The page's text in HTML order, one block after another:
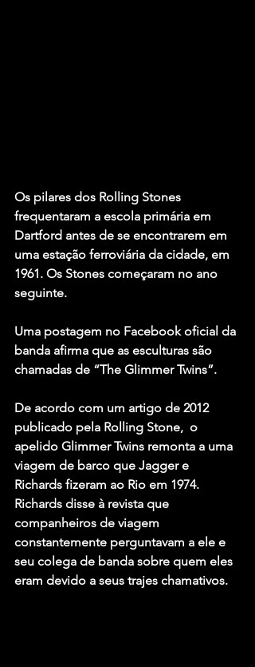
Os pilares dos Rolling Stones
frequentaram a escola primária em
Dartford antes de se encontrarem em
uma estação ferroviária da cidade, em
1961. Os Stones começaram no ano
seguinte.
Uma postagem no Facebook oficial da
banda afirma que as esculturas são
chamadas de “The Glimmer Twins”.
De acordo com um artigo de 2012
publicado pela Rolling Stone,  o
apelido Glimmer Twins remonta a uma
viagem de barco que Jagger e
Richards fizeram ao Rio em 1974.
Richards disse à revista que
companheiros de viagem
constantemente perguntavam a ele e
seu colega de banda sobre quem eles
eram devido a seus trajes chamativos.